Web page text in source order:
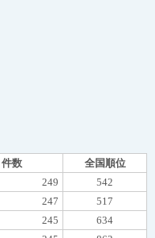
件数
全国順位
249
542
247
517
245
634